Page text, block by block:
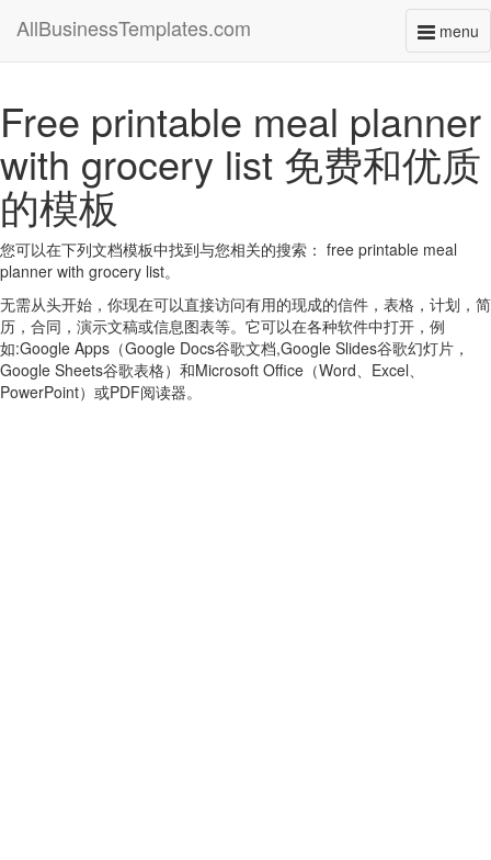
menu
AllBusinessTemplates.com
Free printable meal planner
with grocery list 免费和优质
的模板
您可以在下列文档模板中找到与您相关的搜索： free printable meal
planner with grocery list。
无需从头开始，你现在可以直接访问有用的现成的信件，表格，计划，简
历，合同，演示文稿或信息图表等。它可以在各种软件中打开，例
如:Google Apps（Google Docs谷歌文档,Google Slides谷歌幻灯片，
Google Sheets谷歌表格）和Microsoft Office（Word、Excel、
PowerPoint）或PDF阅读器。